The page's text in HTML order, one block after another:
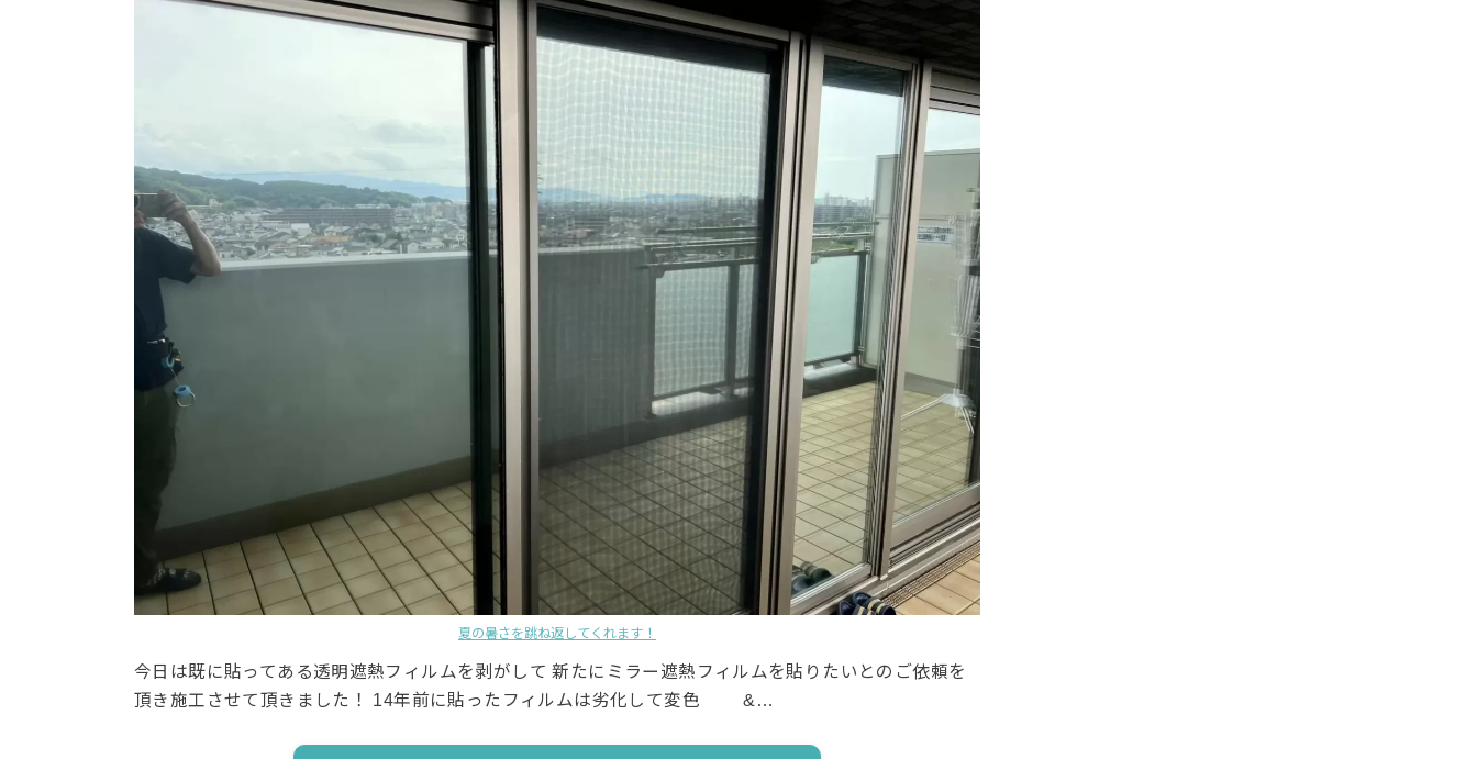
夏の暑さを跳ね返してくれます！
今日は既に貼ってある透明遮熱フィルムを剥がして 新たにミラー遮熱フィルムを貼りたいとのご依頼を
頂き施工させて頂きました！ 14年前に貼ったフィルムは劣化して変色 &…